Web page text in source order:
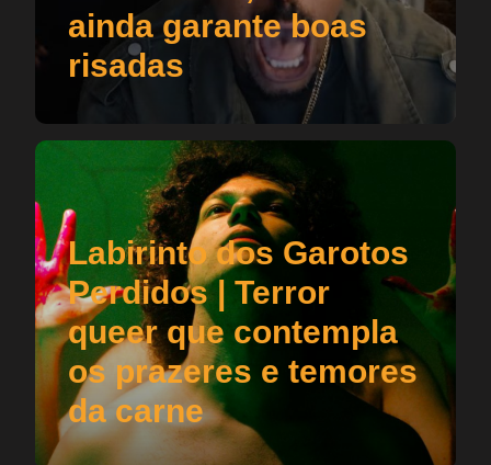
ainda garante boas
risadas
Labirinto dos Garotos
Perdidos | Terror
queer que contempla
os prazeres e temores
da carne